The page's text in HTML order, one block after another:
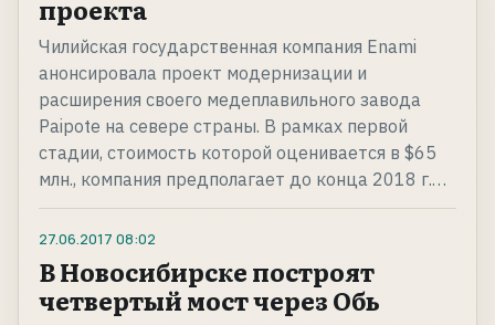
проекта
Чилийская государственная компания Enami
анонсировала проект модернизации и
расширения своего медеплавильного завода
Paipote на севере страны. В рамках первой
стадии, стоимость которой оценивается в $65
млн., компания предполагает до конца 2018 г.…
27.06.2017 08:02
В Новосибирске построят
четвертый мост через Обь